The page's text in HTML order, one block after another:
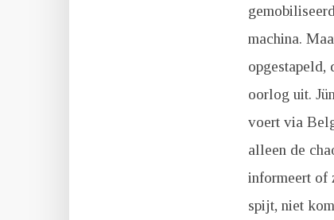
machina.
opgestapeld,
oorlog uit.
voert via
alleen de
informeert of
spijt, niet